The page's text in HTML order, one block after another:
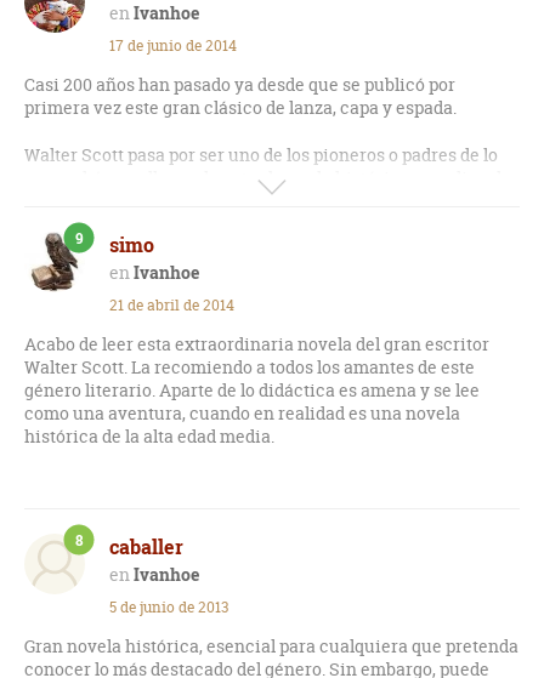
Ivanhoe
17 de junio de 2014
Casi 200 años han pasado ya desde que se publicó por
primera vez este gran clásico de lanza, capa y espada.
Walter Scott pasa por ser uno de los pioneros o padres de lo
que podríamos llamar la actual novela histórica o medieval.
Sus narraciones y relatos tienen el sello mágico de la épica,
la leyenda, la aventura y el entretenimiento.
"Ivanhoe" es un cuadro suculento de intrigas, litigios,
refriegas y discordias civiles, en el que los normandos,
sajones, templarios y proscritos, toman un importante
partido.
Detalla una época salvaje en la que sólo impera la necedad, la
crueldad y un ilógico fanatismo.
hombres un profundo y oscuro antisemitismo.
El libro tiene los defectos propios de su momento: Una cursi y
amanerada forma de narrar el romanticismo, y la
resurrección insólita de uno de los personajes secundarios,
le quitan bastante fuerza y temperamento.
simo
Ivanhoe
9
21 de abril de 2014
Acabo de leer esta extraordinaria novela del gran escritor
Walter Scott. La recomiendo a todos los amantes de este
género literario. Aparte de lo didáctica es amena y se lee
como una aventura, cuando en realidad es una novela
histórica de la alta edad media.
caballer
Ivanhoe
8
5 de junio de 2013
Gran novela histórica, esencial para cualquiera que pretenda
conocer lo más destacado del género. Sin embargo, puede